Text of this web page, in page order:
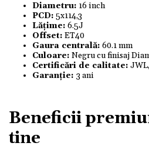
Diametru: 16 inch
PCD: 5x114,3
Lățime: 6.5J
Offset: ET40
Gaura centrală: 60.1 mm
Culoare: Negru cu finisaj
Certificări de calitate:
Garanție: 3 ani
Beneficii
tine